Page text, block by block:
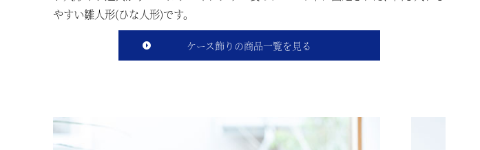
やすい雛人形(ひな人形)です。
ケース飾りの商品一覧を見る